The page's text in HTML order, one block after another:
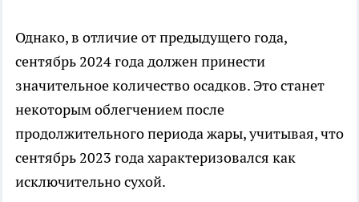
Однако, в отличие от предыдущего года,
сентябрь 2024 года должен принести
значительное количество осадков. Это станет
некоторым облегчением после
продолжительного периода жары, учитывая, что
сентябрь 2023 года характеризовался как
исключительно сухой.